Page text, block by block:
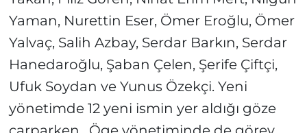
Yaman, Nurettin Eser, Ömer Eroğlu, Ömer
Yalvaç, Salih Azbay, Serdar Barkın, Serdar
Hanedaroğlu, Şaban Çelen, Şerife Çiftçi,
Ufuk Soydan ve Yunus Özekçi. Yeni
yönetimde 12 yeni ismin yer aldığı göze